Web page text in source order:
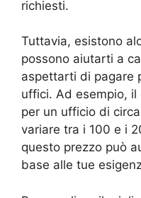
richiesti.
Tuttavia, esistono
possono aiutarti a
aspettarti di pagare
uffici. Ad esempio,
per un ufficio di
variare tra i 100 e i
questo prezzo può
base alle tue